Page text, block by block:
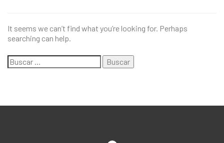
It seems we can’t find what you’re looking for. Perhaps
searching can help.